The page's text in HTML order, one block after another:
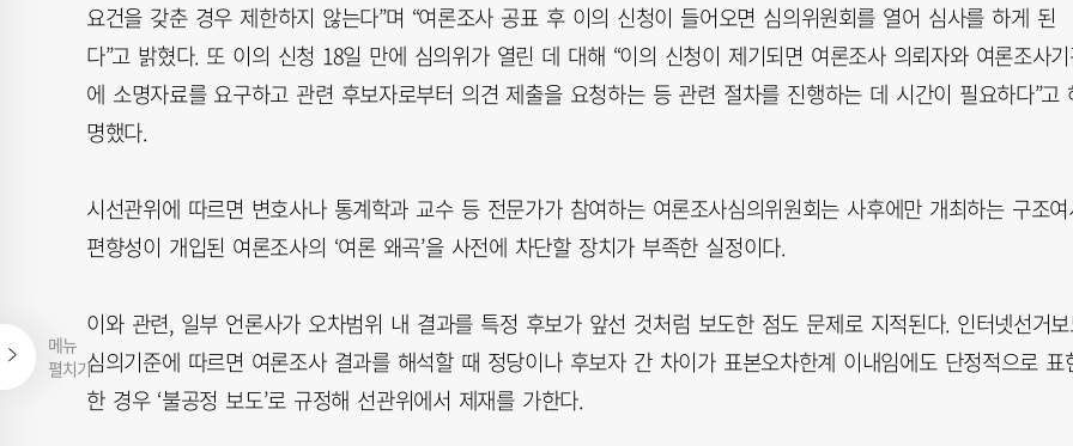
메뉴
펼치기
요건을 갖춘 경우 제한하지 않는다”며 “여론조사 공표 후 이의 신청이 들어오면 심의위원회를 열어 심사를 하게 된
다”고 밝혔다. 또 이의 신청 18일 만에 심의위가 열린 데 대해 “이의 신청이 제기되면 여론조사 의뢰자와 여론조사
에 소명자료를 요구하고 관련 후보자로부터 의견 제출을 요청하는 등 관련 절차를 진행하는 데 시간이 필요하다”고
명했다.
시선관위에 따르면 변호사나 통계학과 교수 등 전문가가 참여하는 여론조사심의위원회는 사후에만 개최하는 구조여
편향성이 개입된 여론조사의 ‘여론 왜곡’을 사전에 차단할 장치가 부족한 실정이다.
이와 관련, 일부 언론사가 오차범위 내 결과를 특정 후보가 앞선 것처럼 보도한 점도 문제로 지적된다. 인터넷선거
심의기준에 따르면 여론조사 결과를 해석할 때 정당이나 후보자 간 차이가 표본오차한계 이내임에도 단정적으로 표
한 경우 ‘불공정 보도’로 규정해 선관위에서 제재를 가한다.